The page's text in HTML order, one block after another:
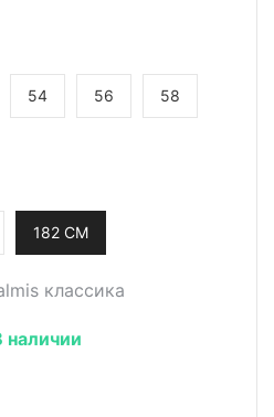
54 56 58
182 СМ
классика
наличии